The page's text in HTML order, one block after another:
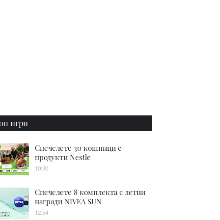
игри
Спечелете 30 кошници с
продукти Nestle
10:30
Спечелете 8 комплекта с летни
награди NIVEA SUN
12:54